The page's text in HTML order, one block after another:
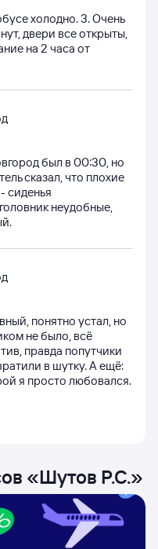
«Шутов Р.С.»
холодно. 3. Очень
двери все открыты,
на 2 часа от
был в 00:30, но
сказал, что плохие
сиденья
неудобные,
понятно устал, но
не было, всё
правда попутчики
в шутку. А ещё:
я просто любовался.